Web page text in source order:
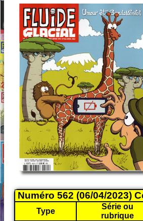
Numéro 562 (06/04/2023)
Type
Série ou
rubrique